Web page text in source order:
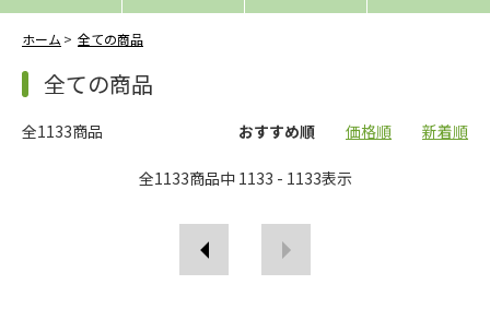
ホーム 全ての商品
全ての商品
全1133商品 おすすめ順 価格順 新着順
全1133商品中 1133 - 1133表示